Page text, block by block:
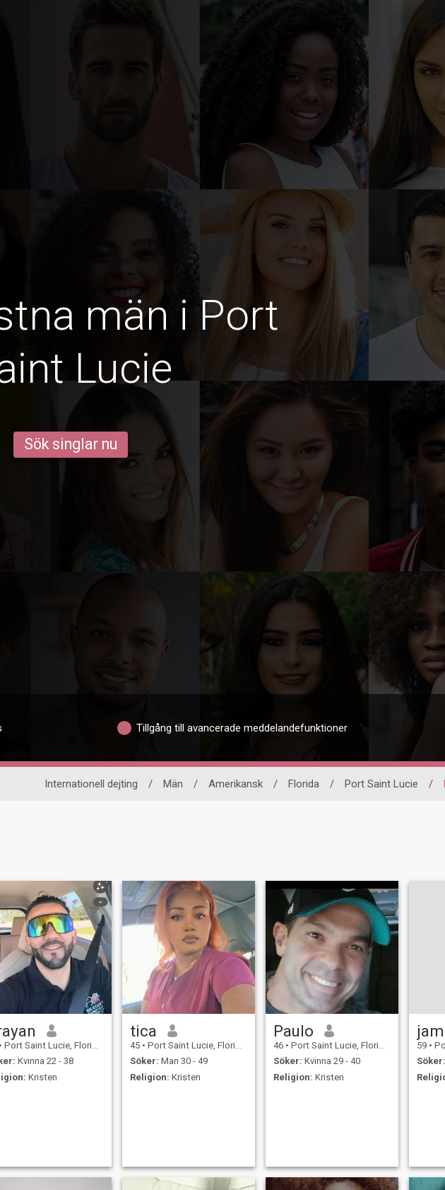
män i Port
Lucie
Sök singlar nu
Tillgång till avancerade meddelandefunktioner
Internationell dejting / Män / Amerikansk / Florida / Port Saint Lucie /
• Port Saint Lucie, Florida, USA
Kvinna 22 - 38
Kristen
tica
45 • Port Saint Lucie, Florida, USA
Söker: Man 30 - 49
Religion: Kristen
Paulo
46 • Port Saint Lucie, Florida, USA
Söker: Kvinna 29 - 40
Religion: Kristen
59 •
Söker: